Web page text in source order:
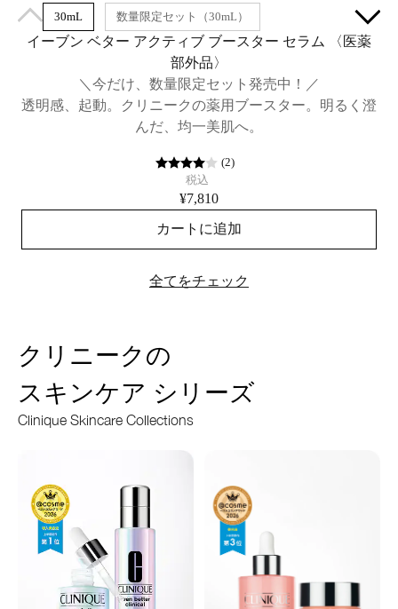
30mL 数量限定セット（30mL）
イーブン ベター アクティブ ブースター セラム​ 〈医薬
部外品〉
＼今だけ、数量限定セット発売中！／
透明感、起動。クリニークの薬用ブースター。明るく澄
んだ、均一美肌へ。
(2)
税込
¥7,810
カートに追加
全てをチェック
クリニークの
スキンケア シリーズ
Clinique Skincare Collections